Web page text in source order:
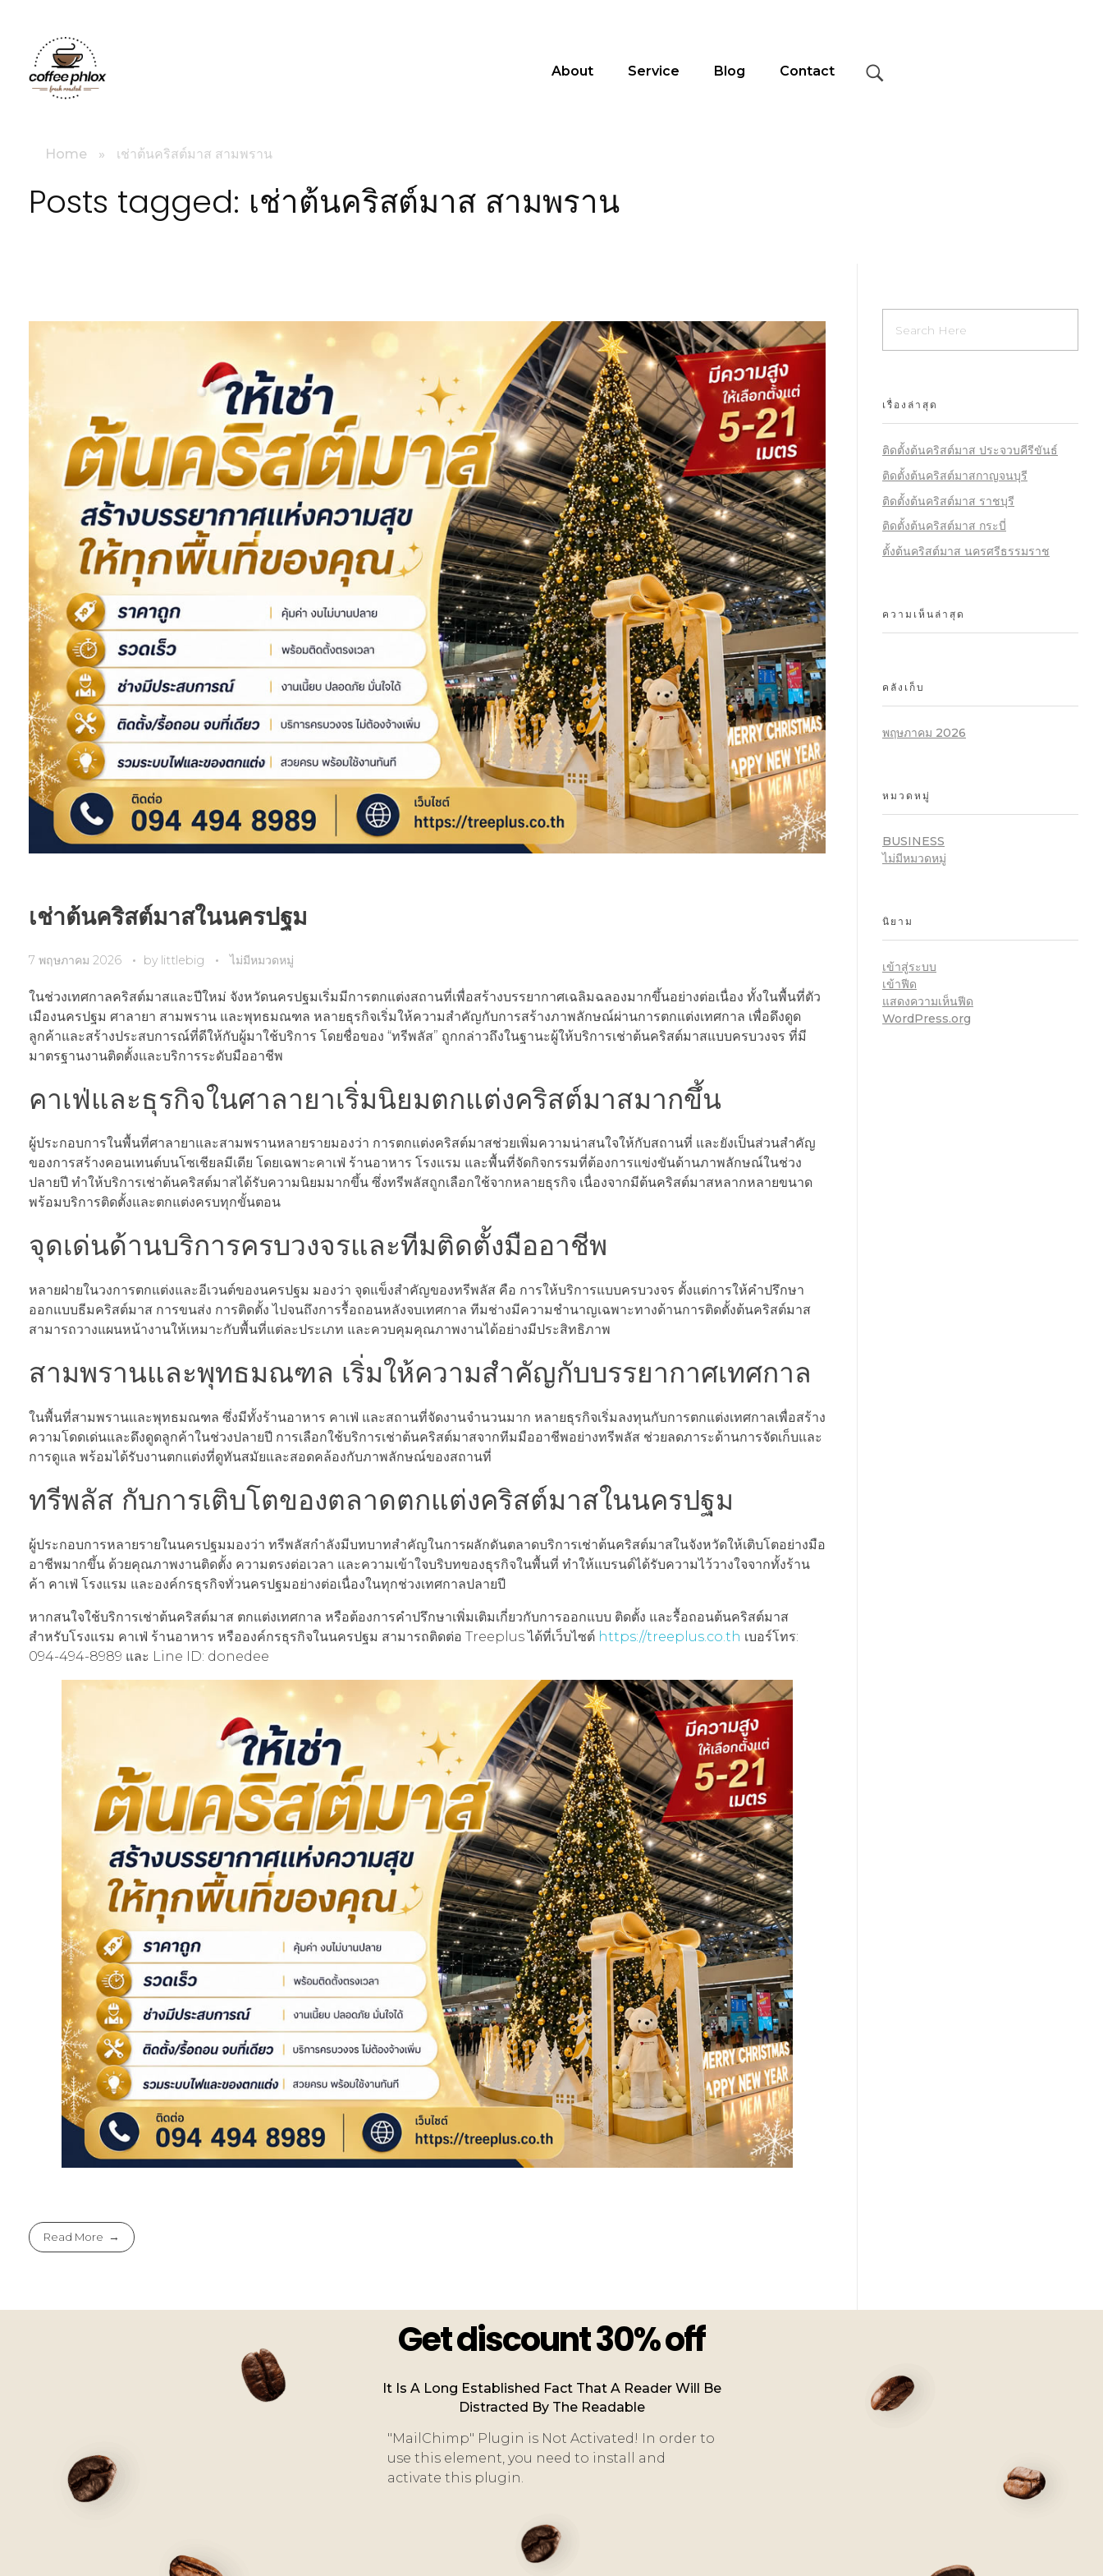
About Service Blog Contact
Home » เช่าต้นคริสต์มาส สามพราน
Posts tagged: เช่าต้นคริสต์มาส สามพราน
เช่าต้นคริสต์มาสในนครปฐม
7 พฤษภาคม 2026 by littlebig ไม่มีหมวดหมู่
ในช่วงเทศกาลคริสต์มาสและปีใหม่ จังหวัดนครปฐมเริ่มมีการตกแต่งสถานที่เพื่อสร้างบรรยากาศเฉลิมฉลองมากขึ้นอย่างต่อเนื่อง ทั้งในพื้นที่ตัว
เมืองนครปฐม ศาลายา สามพราน และพุทธมณฑล หลายธุรกิจเริ่มให้ความสำคัญกับการสร้างภาพลักษณ์ผ่านการตกแต่งเทศกาล เพื่อดึงดูด
ลูกค้าและสร้างประสบการณ์ที่ดีให้กับผู้มาใช้บริการ โดยชื่อของ “ทรีพลัส” ถูกกล่าวถึงในฐานะผู้ให้บริการเช่าต้นคริสต์มาสแบบครบวงจร ที่มี
มาตรฐานงานติดตั้งและบริการระดับมืออาชีพ
คาเฟ่และธุรกิจในศาลายาเริ่มนิยมตกแต่งคริสต์มาสมากขึ้น
ผู้ประกอบการในพื้นที่ศาลายาและสามพรานหลายรายมองว่า การตกแต่งคริสต์มาสช่วยเพิ่มความน่าสนใจให้กับสถานที่ และยังเป็นส่วนสำคัญ
ของการสร้างคอนเทนต์บนโซเชียลมีเดีย โดยเฉพาะคาเฟ่ ร้านอาหาร โรงแรม และพื้นที่จัดกิจกรรมที่ต้องการแข่งขันด้านภาพลักษณ์ในช่วง
ปลายปี ทำให้บริการเช่าต้นคริสต์มาสได้รับความนิยมมากขึ้น ซึ่งทรีพลัสถูกเลือกใช้จากหลายธุรกิจ เนื่องจากมีต้นคริสต์มาสหลากหลายขนาด
พร้อมบริการติดตั้งและตกแต่งครบทุกขั้นตอน
จุดเด่นด้านบริการครบวงจรและทีมติดตั้งมืออาชีพ
หลายฝ่ายในวงการตกแต่งและอีเวนต์ของนครปฐม มองว่า จุดแข็งสำคัญของทรีพลัส คือ การให้บริการแบบครบวงจร ตั้งแต่การให้คำปรึกษา
ออกแบบธีมคริสต์มาส การขนส่ง การติดตั้ง ไปจนถึงการรื้อถอนหลังจบเทศกาล ทีมช่างมีความชำนาญเฉพาะทางด้านการติดตั้งต้นคริสต์มาส
สามารถวางแผนหน้างานให้เหมาะกับพื้นที่แต่ละประเภท และควบคุมคุณภาพงานได้อย่างมีประสิทธิภาพ
สามพรานและพุทธมณฑล เริ่มให้ความสำคัญกับบรรยากาศเทศกาล
ในพื้นที่สามพรานและพุทธมณฑล ซึ่งมีทั้งร้านอาหาร คาเฟ่ และสถานที่จัดงานจำนวนมาก หลายธุรกิจเริ่มลงทุนกับการตกแต่งเทศกาลเพื่อสร้าง
ความโดดเด่นและดึงดูดลูกค้าในช่วงปลายปี การเลือกใช้บริการเช่าต้นคริสต์มาสจากทีมมืออาชีพอย่างทรีพลัส ช่วยลดภาระด้านการจัดเก็บและ
การดูแล พร้อมได้รับงานตกแต่งที่ดูทันสมัยและสอดคล้องกับภาพลักษณ์ของสถานที่
ทรีพลัส กับการเติบโตของตลาดตกแต่งคริสต์มาสในนครปฐม
ผู้ประกอบการหลายรายในนครปฐมมองว่า ทรีพลัสกำลังมีบทบาทสำคัญในการผลักดันตลาดบริการเช่าต้นคริสต์มาสในจังหวัดให้เติบโตอย่างมือ
อาชีพมากขึ้น ด้วยคุณภาพงานติดตั้ง ความตรงต่อเวลา และความเข้าใจบริบทของธุรกิจในพื้นที่ ทำให้แบรนด์ได้รับความไว้วางใจจากทั้งร้าน
ค้า คาเฟ่ โรงแรม และองค์กรธุรกิจทั่วนครปฐมอย่างต่อเนื่องในทุกช่วงเทศกาลปลายปี
หากสนใจใช้บริการเช่าต้นคริสต์มาส ตกแต่งเทศกาล หรือต้องการคำปรึกษาเพิ่มเติมเกี่ยวกับการออกแบบ ติดตั้ง และรื้อถอนต้นคริสต์มาส
สำหรับโรงแรม คาเฟ่ ร้านอาหาร หรือองค์กรธุรกิจในนครปฐม สามารถติดต่อ Treeplus ได้ที่เว็บไซต์ https://treeplus.co.th เบอร์โทร:
094-494-8989 และ Line ID: donedee
Read More
เรื่องล่าสุด
ติดตั้งต้นคริสต์มาส ประจวบคีรีขันธ์
ติดตั้งต้นคริสต์มาสกาญจนบุรี
ติดตั้งต้นคริสต์มาส ราชบุรี
ติดตั้งต้นคริสต์มาส กระบี่
ตั้งต้นคริสต์มาส นครศรีธรรมราช
ความเห็นล่าสุด
คลังเก็บ
พฤษภาคม 2026
หมวดหมู่
BUSINESS
ไม่มีหมวดหมู่
นิยาม
เข้าสู่ระบบ
เข้าฟีด
แสดงความเห็นฟีด
WordPress.org
Get discount 30% off
It Is A Long Established Fact That A Reader Will Be
Distracted By The Readable
"MailChimp" Plugin is Not Activated! In order to
use this element, you need to install and
activate this plugin.